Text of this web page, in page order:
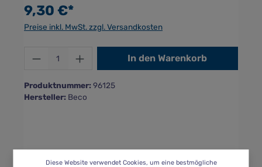
9,30 €*
Preise inkl. MwSt. zzgl. Versandkosten
Produkt Anzahl: Gib den gewünschten
In den Warenkorb
Produktnummer: 96125
Hersteller: Beco
Diese Website verwendet Cookies, um eine bestmögliche